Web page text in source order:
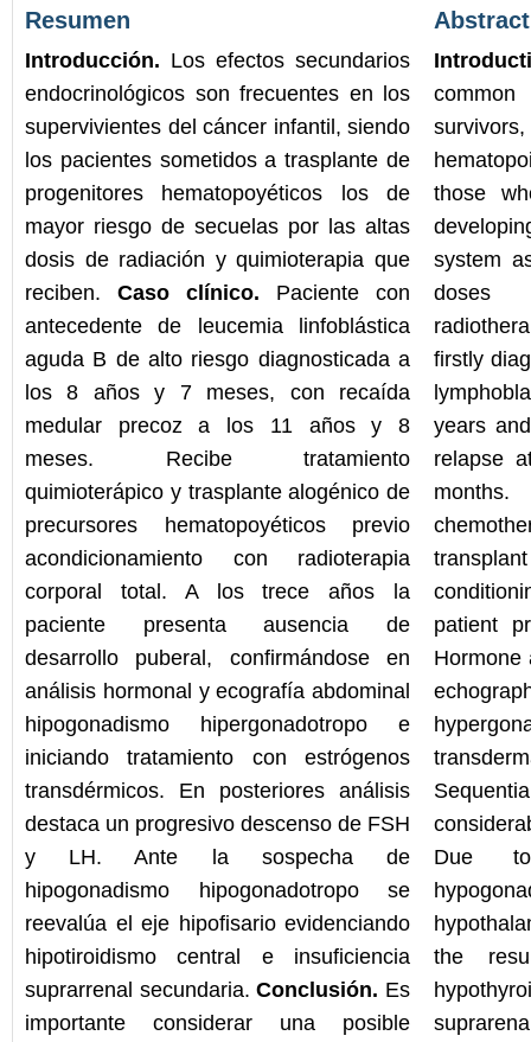
Resumen
Introducción. Los efectos secundarios
endocrinológicos son frecuentes en los
supervivientes del cáncer infantil, siendo
los pacientes sometidos a trasplante de
progenitores hematopoyéticos los de
mayor riesgo de secuelas por las altas
dosis de radiación y quimioterapia que
reciben. Caso clínico. Paciente con
antecedente de leucemia linfoblástica
aguda B de alto riesgo diagnosticada a
los 8 años y 7 meses, con recaída
medular precoz a los 11 años y 8
meses. Recibe tratamiento
quimioterápico y trasplante alogénico de
precursores hematopoyéticos previo
acondicionamiento con radioterapia
corporal total. A los trece años la
paciente presenta ausencia de
desarrollo puberal, confirmándose en
análisis hormonal y ecografía abdominal
hipogonadismo hipergonadotropo e
iniciando tratamiento con estrógenos
transdérmicos. En posteriores análisis
destaca un progresivo descenso de FSH
y LH. Ante la sospecha de
hipogonadismo hipogonadotropo se
reevalúa el eje hipofisario evidenciando
hipotiroidismo central e insuficiencia
suprarrenal secundaria.Conclusión. Es
importante considerar una posible
Abstract
those
system
doses
firstly
years
relapse
patient
Hormone
Due
the